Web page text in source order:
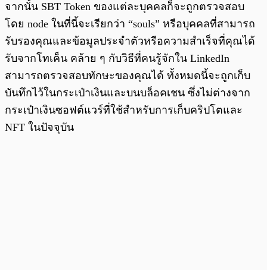
จากนั้น SBT Token ของแต่ละบุคคลก็จะถูกตรวจสอบ
โดย node ในที่นี้จะเรียกว่า “souls” หรือบุคคลที่สามารถ
รับรองคุณและข้อมูลประจำตัวหรือความสำเร็จที่คุณได้
รับจากโทเค็น คล้าย ๆ กับวิธีที่คนรู้จักใน LinkedIn
สามารถตรวจสอบทักษะของคุณได้ ทั้งหมดนี้จะถูกเก็บ
บันทึกไว้ในกระเป๋าเงินและบนบล็อคเชน ซึ่งไม่ต่างจาก
กระเป๋าเงินซอฟต์แวร์ที่ใช้สำหรับการเก็บคริปโตและ
NFT ในปัจจุบัน